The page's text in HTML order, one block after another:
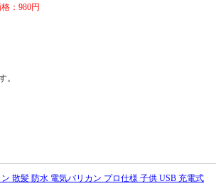
：980円
。
散髪 防水 電気バリカン プロ仕様 子供 USB 充電式